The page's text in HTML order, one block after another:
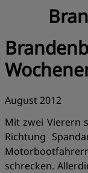
August 2012
Mit zwei Vierern
Richtung
schrecken.